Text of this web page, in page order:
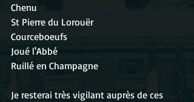
Chenu
St Pierre du Lorouër
Courceboeufs
Joué l'Abbé
Ruillé en Champagne
Je resterai très vigilant auprès de ces